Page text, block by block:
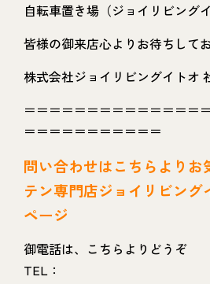
自転車置き場（ジョイリビングイ
皆様の御来店心よりお待ちして
株式会社ジョイリビングイトオ
＝＝＝＝＝＝＝＝＝＝＝＝＝＝
＝＝＝＝＝＝＝＝＝＝＝
問い合わせはこちらよりお
テン専門店ジョイリビング
ページ
御電話は、こちらよりどうぞ
TEL：